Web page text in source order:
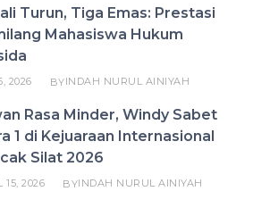
Turun, Tiga Emas: Prestasi
Mahasiswa Hukum
2026 BYINDAH NURUL AINIYAH
Rasa Minder, Windy Sabet
1 di Kejuaraan Internasional
Silat 2026
15, 2026 BYINDAH NURUL AINIYAH